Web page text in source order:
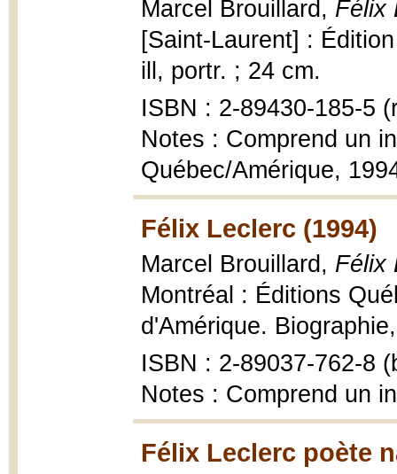
Marcel Brouillard, Félix
[Saint-Laurent] :
ill, portr. ; 24 cm.
ISBN : 2-89430-185-5
Notes : Comprend un
Québec/Amérique,
Félix Leclerc (1994)
Marcel Brouillard, Félix
Montréal : Éditions
d'Amérique.
ISBN : 2-89037-762-8
Notes : Comprend un
Félix Leclerc poète